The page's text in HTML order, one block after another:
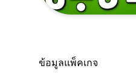
ข้อมูลแพ็คเกจ